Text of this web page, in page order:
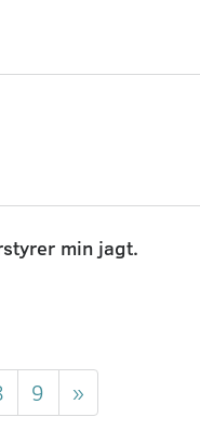
min jagt.
9 »